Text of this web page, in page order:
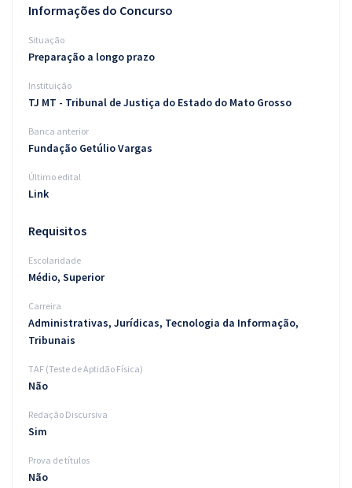
Conteúdo gratuito
Blog
Informações do Concurso
Situação
Preparação a longo prazo
Instituição
TJ MT - Tribunal de Justiça do Estado do Mato Grosso
Banca anterior
Fundação Getúlio Vargas
Último edital
Link
Requisitos
Escolaridade
Médio, Superior
Carreira
Administrativas, Jurídicas, Tecnologia da Informação,
Tribunais
TAF (Teste de Aptidão Física)
Não
Redação Discursiva
Sim
Prova de títulos
Não